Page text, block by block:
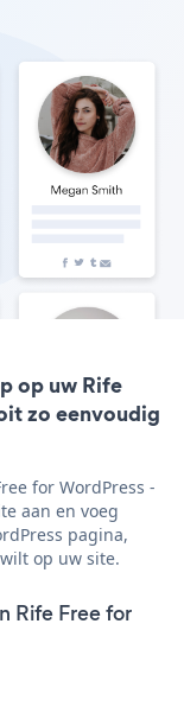
op uw Rife
zo eenvoudig
for WordPress -
aan en voeg
pagina,
op uw site.
Rife Free for